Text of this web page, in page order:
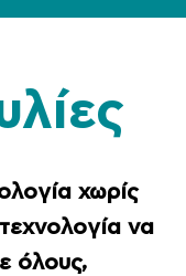
χωρίς
να
όλους,